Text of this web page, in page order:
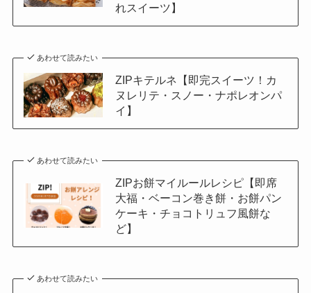
れスイーツ】
あわせて読みたい
ZIPキテルネ【即完スイーツ！カ
ヌレリテ・スノー・ナポレオンパ
イ】
あわせて読みたい
ZIPお餅マイルールレシピ【即席
大福・ベーコン巻き餅・お餅パン
ケーキ・チョコトリュフ風餅な
ど】
あわせて読みたい